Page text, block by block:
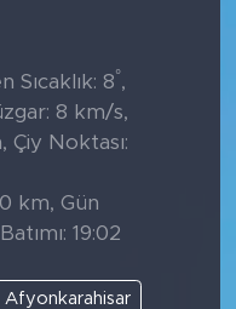
Sıcaklık: 8°,
8 km/s,
Çiy Noktası:
km, Gün
19:02
Afyonkarahisar